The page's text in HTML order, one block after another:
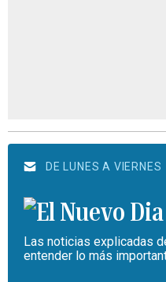
DE LUNES A VIERNES
Las noticias explicadas
entender lo más